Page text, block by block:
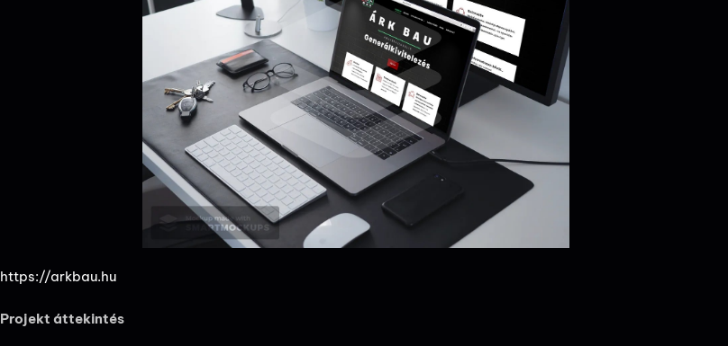
https://arkbau.hu
Projekt áttekintés